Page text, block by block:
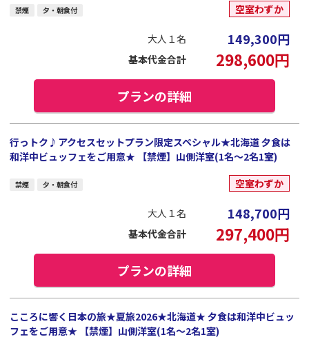
禁煙 夕・朝食付 空室わずか
大人１名 149,300円
基本代金合計 298,600円
プランの詳細
行っトク♪アクセスセットプラン限定スペシャル★北海道 夕食は
和洋中ビュッフェをご用意★ 【禁煙】山側洋室(1名～2名1室)
禁煙 夕・朝食付 空室わずか
大人１名 148,700円
基本代金合計 297,400円
プランの詳細
こころに響く日本の旅★夏旅2026★北海道★ 夕食は和洋中ビュッ
フェをご用意★ 【禁煙】山側洋室(1名～2名1室)